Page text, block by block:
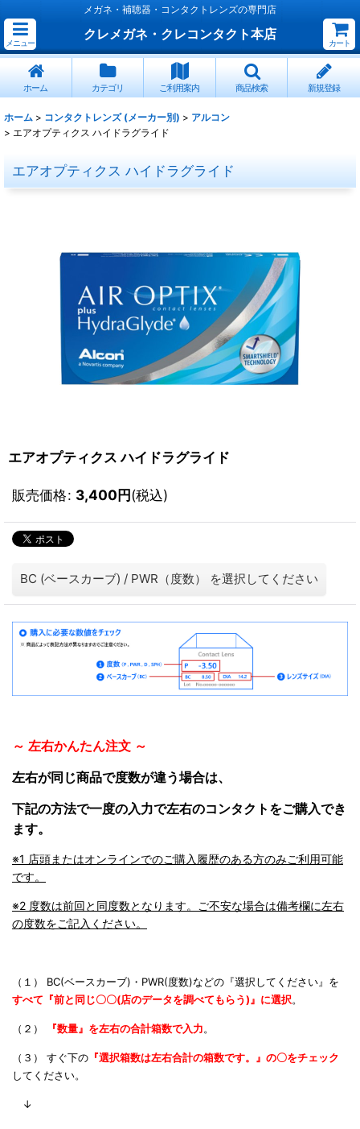
メガネ・補聴器・コンタクトレンズの専門店
メニュー
クレメガネ・クレコンタクト本店
カート
ホーム カテゴリ ご利用案内 商品検索 新規登録
ホーム > コンタクトレンズ (メーカー別) > アルコン
> エアオプティクス ハイドラグライド
エアオプティクス ハイドラグライド
エアオプティクス ハイドラグライド
販売価格: 3,400円(税込)
BC (ベースカーブ) / PWR（度数） を選択してください
～ 左右かんたん注文 ～
左右が同じ商品で度数が違う場合は、
下記の方法で一度の入力で左右のコンタクトをご購入でき
ます。
※1 店頭またはオンラインでのご購入履歴のある方のみご利用可能
です。
※2 度数は前回と同度数となります。ご不安な場合は備考欄に左右
の度数をご記入ください。
（１） BC(ベースカーブ)・PWR(度数)などの『選択してください』を
すべて『前と同じ〇〇(店のデータを調べてもらう)』に選択。
（２） 『数量』を左右の合計箱数で入力。
（３） すぐ下の 『選択箱数は左右合計の箱数です。』の〇をチェック
してください。
↓